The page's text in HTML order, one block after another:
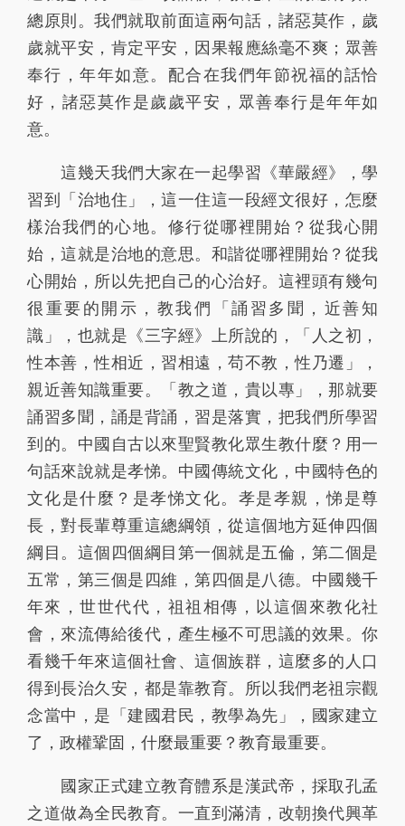
總原則。我們就取前面這兩句話，諸惡莫作，歲
歲就平安，肯定平安，因果報應絲毫不爽；眾善
奉行，年年如意。配合在我們年節祝福的話恰
好，諸惡莫作是歲歲平安，眾善奉行是年年如
意。
這幾天我們大家在一起學習《華嚴經》，學
習到「治地住」，這一住這一段經文很好，怎麼
樣治我們的心地。修行從哪裡開始？從我心開
始，這就是治地的意思。和諧從哪裡開始？從我
心開始，所以先把自己的心治好。這裡頭有幾句
很重要的開示，教我們「誦習多聞，近善知
識」，也就是《三字經》上所說的，「人之初，
性本善，性相近，習相遠，苟不教，性乃遷」，
親近善知識重要。「教之道，貴以專」，那就要
誦習多聞，誦是背誦，習是落實，把我們所學習
到的。中國自古以來聖賢教化眾生教什麼？用一
句話來說就是孝悌。中國傳統文化，中國特色的
文化是什麼？是孝悌文化。孝是孝親，悌是尊
長，對長輩尊重這總綱領，從這個地方延伸四個
綱目。這個四個綱目第一個就是五倫，第二個是
五常，第三個是四維，第四個是八德。中國幾千
年來，世世代代，祖祖相傳，以這個來教化社
會，來流傳給後代，產生極不可思議的效果。你
看幾千年來這個社會、這個族群，這麼多的人口
得到長治久安，都是靠教育。所以我們老祖宗觀
念當中，是「建國君民，教學為先」，國家建立
了，政權鞏固，什麼最重要？教育最重要。
國家正式建立教育體系是漢武帝，採取孔孟
之道做為全民教育。一直到滿清，改朝換代興革